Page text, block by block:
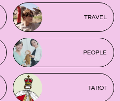
TRAVEL
PEOPLE
TAROT